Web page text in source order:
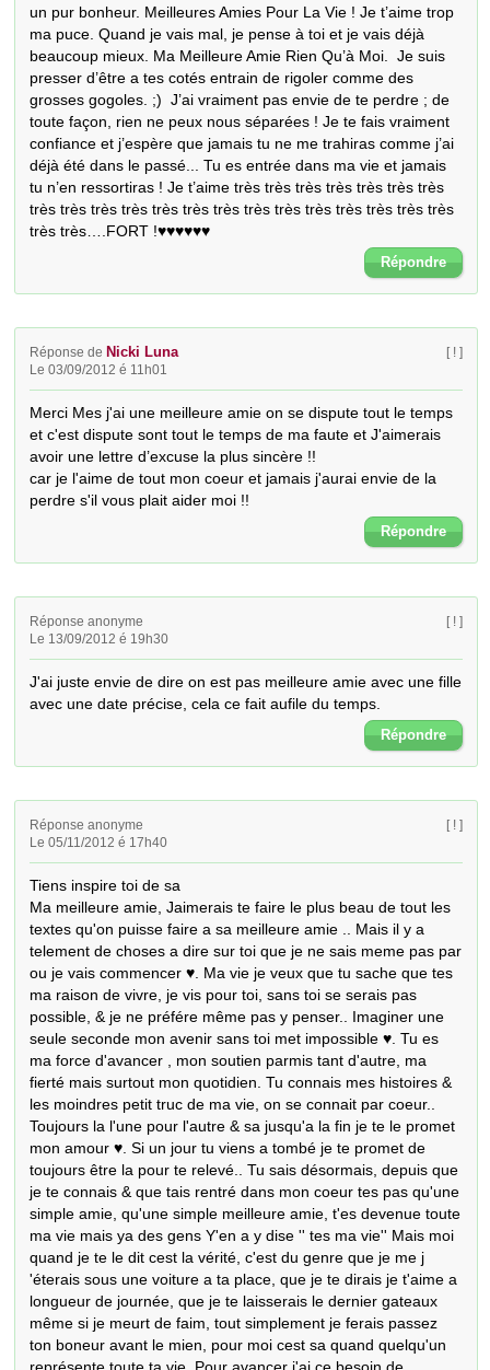
un pur bonheur. Meilleures Amies Pour La Vie ! Je t’aime trop
ma puce. Quand je vais mal, je pense à toi et je vais déjà
beaucoup mieux. Ma Meilleure Amie Rien Qu’à Moi.  Je suis
presser d’être a tes cotés entrain de rigoler comme des
grosses gogoles. ;)  J’ai vraiment pas envie de te perdre ; de
toute façon, rien ne peux nous séparées ! Je te fais vraiment
confiance et j’espère que jamais tu ne me trahiras comme j’ai
déjà été dans le passé... Tu es entrée dans ma vie et jamais
tu n’en ressortiras ! Je t’aime très très très très très très très
très très très très très très très très très très très très très très
très très….FORT !♥♥♥♥♥♥
Répondre
Réponse de Nicki Luna
Le 03/09/2012 é 11h01
[ ! ]
Merci Mes j'ai une meilleure amie on se dispute tout le temps
et c'est dispute sont tout le temps de ma faute et J'aimerais
avoir une lettre d’excuse la plus sincère !!
car je l'aime de tout mon coeur et jamais j'aurai envie de la
perdre s'il vous plait aider moi !!
Répondre
Réponse anonyme
Le 13/09/2012 é 19h30
[ ! ]
J'ai juste envie de dire on est pas meilleure amie avec une fille
avec une date précise, cela ce fait aufile du temps.
Répondre
Réponse anonyme
Le 05/11/2012 é 17h40
[ ! ]
Tiens inspire toi de sa 
Ma meilleure amie, Jaimerais te faire le plus beau de tout les textes qu'on puisse faire a sa meilleure amie .. Mais il y a telement de choses a dire sur toi que je ne sais meme pas par ou je vais commencer ♥. Ma vie je veux que tu sache que tes ma raison de vivre, je vis pour toi, sans toi se serais pas possible, & je ne préfére même pas y penser.. Imaginer une seule seconde mon avenir sans toi met impossible ♥. Tu es ma force d'avancer , mon soutien parmis tant d'autre, ma fierté mais surtout mon quotidien. Tu connais mes histoires & les moindres petit truc de ma vie, on se connait par coeur.. Toujours la l'une pour l'autre & sa jusqu'a la fin je te le promet mon amour ♥. Si un jour tu viens a tombé je te promet de toujours être la pour te relevé.. Tu sais désormais, depuis que je te connais & que tais rentré dans mon coeur tes pas qu'une simple amie, qu'une simple meilleure amie, t'es devenue toute ma vie mais ya des gens Y'en a y dise '' tes ma vie'' Mais moi quand je te le dit cest la vérité, c'est du genre que je me j 'éterais sous une voiture a ta place, que je te dirais je t'aime a longueur de journée, que je te laisserais le dernier gateaux même si je meurt de faim, tout simplement je ferais passez ton boneur avant le mien, pour moi cest sa quand quelqu'un représente toute ta vie. Pour avancer j'ai ce besoin de t'entendre rire, de te voir sourir, de te savoir bien, de tavoir a mes cotés, car c'est avec toi & seulement toi que je suis bien ♥. J'aime etre avec toi parce que meme quand tout va mal, t'arrive a me faire oublié la douleur. On a eu toute les deux eu une histoire dur & je pense que c'est pour sa qu'on se connais aussi bien, qu'on s' entend & se parle aussi bien. A mon avis tout le monde voudrais avoir une amie comme elle. Cette fille est tout simplement indispensable, elle fait mon bonheur. Parce que je sais que si je vais mal c'est vers elle que je me retourne. tu sait trouver les mots juste pour me remonter le moral. Parce que tu ne m'a jamais laché la main, t'a est toujours su resté auprés de moi. T'arrive a m'ouvrir les yeux sur pleins de choses. Parce que je sais que moi sans toi c'est impossible, tu fera toujours partie de ma vie, toi personne peut l'oublié et surtout pas moi car tu es ma meilleure amie. T'es devenue ma priorité, j'ai besoin d'avoir tout les jours de tes nouvelles Bien plus qu'une amie, ma meilleure amie & bien plus que sa, la femme de ma vie [ Parle pas pour foye c'est ma meilleure amie ]. Tu représente absolument tout pour moi , c'est ton bonheur qui fais le miens, le tien avant le mien.. Je te remèrcirais jamais assez pour tout ceux que ta fais pour moi, pour tout tes conseil, toute tes aides & ton écoute quand j'allais mal, quand j'ètais plus bas que terre.. Ta toujours sut me prendre la main & sa même quand j'étais au plus bas, ta sus me redonné le sourire, me tenir la main assez fort & me relever aprés toutes mes chutes & meme les plus brutales.. C'est dans tes bras que je sèche toutes mes larmes, celle que je sais que je pourais appeler a 4heure du matin parce que je vais mal & qui se reveillerais pour me repondre & qui me dirais sans que je lui dise quoi que ce soit " Mon Coeur sa vas pas ? :O ".. Quand je n'arrive plus a penser c'est elle qui le fait pour moi, Y'a bien que elle qui sais toute ma vie, Celle a qui je raconte vraiment tout, Elle me connait par coeur, c'est elle qui sais quand je vais bien, quand je vais mal, Elle sais quand je ment & quand je ment pas, & elle arrive toujours a trouvé les bons mots pour me remonté le moral & me redonner le sourire.. Je te fais la plus grande promesse, Celle de t'écouté, de taider, de consoler, te faire rire & sourir, te conseiller, étre la dans les bons mais aussi & surtout dans les mauvais moments, de ne jamais te laisser tombé & surtout de t'aimer jusqua la fin de mes jours Jaime tous de nous ! Nos petite journéé, nos aprem, nos soirée, nos bisoux, nos calins, nos ''je t'aime '', nos long messages & longs commentaire qu'on s'envoient tout le temps, nos délire Souvent minable & souvent pour rien mais toujours droles qui ne sort de nul part :P .Trop de fois on ma trahit , 0n ma laissé.. Mais avec Tooi je sais que jamais sa sera le cas car des filles comme toi yen a pas a tout les coin de rue.. & Je suis telement fiére d'etre ton amie, davoir ton amitié.. D'etre tout simplement ta Meilleur Amie.Tu sais mon amour une amitié comme la notre j'en ai jamais eu, aussi forte, Aussi sincére , & INCASSABLE , Tu le sais Sans toi ma vie je peux plus ! Mais tu peux meme pas imaginé comme tu compte pour moi cest trop impressionant MA MEILLEURE AMIE CEST TOUT MA VIE : Sans ma meilleure amie je pourais pas ! JAMAIS je veux te perdre mon amoour parceque sans toi cest IMPOSSIBLEE.. Mon coeur a connu beaucoups d'amitié mais rien négalise celle que j'ai avec toi.. Tes celle sans qui ma vie n'aurais vraiment plus aucuns sens, car tes celle qui comble ma vie chaque jours d'un pure bonheure.. Jamais je ne pourais perdre ma meilleure amie, Parceque sans elle se serais pas posible, cest comme MIMI Sans MIKEY cest pas pocible xD .Sache que je donerais tout pour te garder le plus lontemps posible a mes cotés.. Tes mon Oxygéne, la raisons de mes plus beaux sourir & même de TOUT mes sourirs..Elle me comprend en un simple regards, elle pense comme moi, elle est la même que moi, on a les même gôut, les meme peines, les meme haines, les meme vies, ont n'a un peut prés les même probémé de familles [ tmtc] & deceptions.. Quand je suis triste tes mal , quand elle a mal je ressend sa douleur, cest elle qui dans mes journée grise met de la couleure.. Cest elle qui a changer ma vie, qui la rendus beaucoup plus belle.. C'est sa présence a mes cotés qui me rend plus que heureuse, Malgrés toutes les erreurs que j'ai put faire dans ma vie, elle ne ma jamai jugé, elle a toujours sut me comprendre & m'aidè & non me rabéssé comme on me la si bien fait au par-avant.. C'est toi qui ma tout aprit, qui ma fait comprendre vraiment beaucoups de choses daans ma vie.. J'ai compris ce qu'était une vrais amie, une meilleure, amie, Jai surtout enfin compris ce qu'etait une vrais* amitié.. Car la notre je peux t'assuré quelle est vrais, sincére, incassable, intestable, elle suremonteras toute les épreuve de la vie, & je ne voudrais pour rien au monde la perdre ton amitiéé..:$ Tu sais quoi ? Bah ma plus grande fiérté cest surement d'etre ton amie, d'etre ta meilleure amie. Je tien a toi surement plus qu'a ma propre vie , Je pense, enfin non je suis meme sur que si un jours je venais a te perdre je ne m'en remétré vraiment pas.. Tes celle qui compte le plus, celle que je considaire comme ma Soeur, Celle a qui je pourais tout donné, celle qui a sus prendre la plus grande place dans mon coeur, celle qui a sus être la dans les bons mais aussi dans les mauvais moment, Celle qui a toujours su me redonné le sourir & sa meme dans les moments les plus pire, Celle que je voudrais perdre pour rien au monde..:$ C'est mon Or, mon trésor, ma raison de vivre, ma raison d'avancé, Mon bohneur au quotidiens.. Celle que j'ai besoin de voir tout le temps car un jours sans elle c'est telement long.. C'est ma meilleure amie , La mienne, la meilleure des meilleures , Celle avec qui je me tape de ces delirs, Celle que je considererais toujours comme ma vie, Celle qui ne ma jamais fais de coups bas, la Seeule qu'a toujours etait présente pour moi... Sache ma vie que moi je serais toujours la pour toi comme toi tu la etait pour moi, je serais toujours la pour te remettre dans le droit chemain quand tu partira a la dérive.. [Même si tu m'écoute pas comme R*]Je te laisserais jamais tombé, tu peux en être sure & certaine..:$ Jai jamais eu une amitié comme la notre, Notre amitié & telement magnifique que te perdre serais vraiment trop dure pour moi.. Bon je sais plus trop quoi dire meme si je sais que j'ai oublié beaucoup de chose.. Mais l'amour que je te porte & inexplicable & infinis & Jamais je crois que jamais je ne trouverais les bons mots pour te dire tout ce que je ressent.. Laaila Delecourt La cause de mon sourir, ma raison de vivre & d'avancer, La meilleur amie dont tout le monde réve, celle qui sais etre présente quand t'en a besoin, celle avec qui tu va rire de longue a en pleuré, celle qui sais te redonné le sourir & l'envie d'avancer, & tu vois bah cette fille c'est ma meilleure amie, la mienne & crois moi que elle le saura pour toujours car jamais je la perdrais, elle compte trop pour moi.. PERSONNE se mettera entre nous ! Bien sur que j'ai beaucoup de monde autour de moi que je vois tout le temps.. Mais rien n'égalise ma meilleure amie.. Je la voit moin a cause des cours & tout mais rien ne pourras la remplacer.. Cest mon plus gros manque.. Même si en se moment tu reste plus avec certaine perssonne que moi :'( dont tu doit savoir de qui je parle Je t'aime toujour autant ..0uais j'ai cette boule au vente qui me dit que tu peut me remplacer a n'importe quelle moment parceque surement quelle et mieu que moi ou encore que tu rigole plus avec elle que moi ect..Mais bon. 0n a toujours beacoup d' amis dans une vie mais on en a toujours une plus importante que les autres, une a qui nous comprends mieux que n'importe qui. C'est sa une meilleure amie,on en a une seule & cest pour sa que pour rien au monde je ne voudrais la perdre.. Kathleen & Laaila ? Cest bien pour toute la vie, a la vie a la mort on ce l'est promit mon coeur, Car de toutes fasson tu n'auras jamais de Kathleen sans Laaila c'est pas possible, La preuve quand tu parle de Kathleen ou de Laaila on va automatiquement te repondre " La meilleure amie de Kathleen/Laaila ? " car tu vois on est jaamais mais vraiment jamais l'une sans l'autre.. Beaucoup de gens change de Meilleure amie tout les mois ou croivent que c'est des amie comme les autre --'. Je n'avancerais jamais sans ma meilleure amie vous pouvez pas comprendre mais uune meilleure amie c'est la plus belle chose que l'on puisse avoir dans ce monde, cest